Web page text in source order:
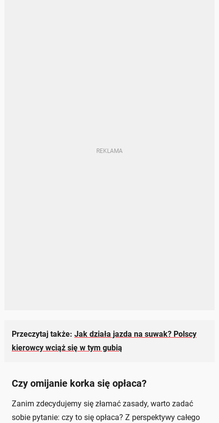
Przeczytaj także: Jak działa jazda na suwak? Polscy
kierowcy wciąż się w tym gubią
Czy omijanie korka się opłaca?
Zanim zdecydujemy się złamać zasady, warto zadać
sobie pytanie: czy to się opłaca? Z perspektywy całego